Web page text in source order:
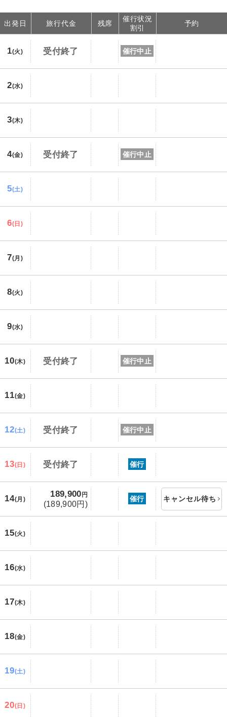
出発日 旅行代金 残席
催行状況
割引
予約
1(火) 受付終了 催行中止
2(水)
3(木)
4(金) 受付終了 催行中止
5(土)
6(日)
7(月)
8(火)
9(水)
10(木) 受付終了 催行中止
11(金)
12(土) 受付終了 催行中止
13(日) 受付終了 催行
14(月)
189,900円
(189,900円)
催行 キャンセル待ち
15(火)
16(水)
17(木)
18(金)
19(土)
20(日)